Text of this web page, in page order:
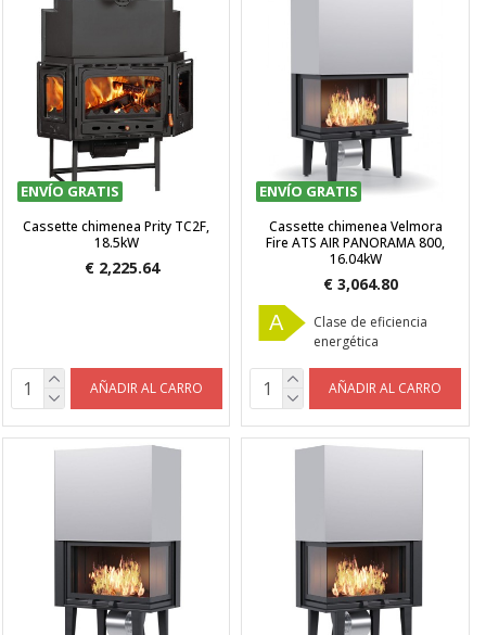
ENVÍO GRATIS
Cassette chimenea Prity TC2F,
18.5kW
€ 2,225.64
AÑADIR AL CARRO
ENVÍO GRATIS
Cassette chimenea Velmora
Fire ATS AIR PANORAMA 800,
16.04kW
€ 3,064.80
A
Clase de eficiencia
energética
AÑADIR AL CARRO